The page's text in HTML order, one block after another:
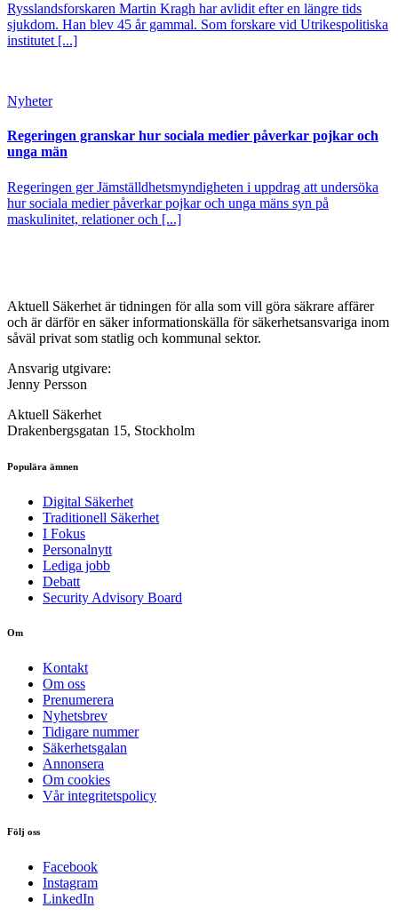
Rysslandsforskaren Martin Kragh har avlidit efter en längre tids
sjukdom. Han blev 45 år gammal. Som forskare vid Utrikespolitiska
institutet [...]
Nyheter
Regeringen granskar hur sociala medier påverkar pojkar och
unga män
Regeringen ger Jämställdhetsmyndigheten i uppdrag att undersöka
hur sociala medier påverkar pojkar och unga mäns syn på
maskulinitet, relationer och [...]
Aktuell Säkerhet är tidningen för alla som vill göra säkrare affärer
och är därför en säker informationskälla för säkerhets­ansvariga inom
såväl privat som statlig och kommunal sektor.
Ansvarig utgivare:
Jenny Persson
Aktuell Säkerhet
Drakenbergsgatan 15, Stockholm
Populära ämnen
Digital Säkerhet
Traditionell Säkerhet
I Fokus
Personalnytt
Lediga jobb
Debatt
Security Advisory Board
Om
Kontakt
Om oss
Prenumerera
Nyhetsbrev
Tidigare nummer
Säkerhetsgalan
Annonsera
Om cookies
Vår integritetspolicy
Följ oss
Facebook
Instagram
LinkedIn